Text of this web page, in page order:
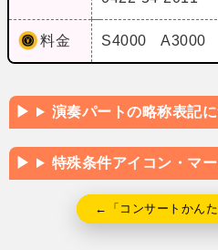
料金 S4000 A3000
演奏パートの略称表記
特殊条件アイコン・マ
←「コンサートかん